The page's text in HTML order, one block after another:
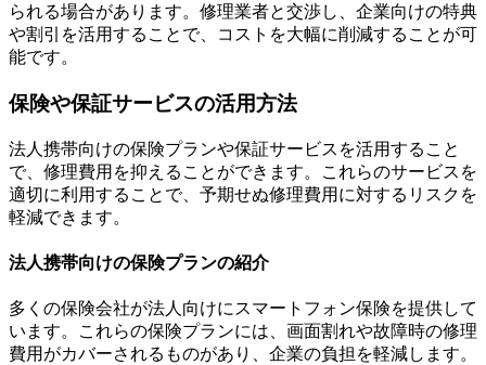
られる場合があります。修理業者と交渉し、企業向けの特典
や割引を活用することで、コストを大幅に削減することが可
能です。
保険や保証サービスの活用方法
法人携帯向けの保険プランや保証サービスを活用すること
で、修理費用を抑えることができます。これらのサービスを
適切に利用することで、予期せぬ修理費用に対するリスクを
軽減できます。
法人携帯向けの保険プランの紹介
多くの保険会社が法人向けにスマートフォン保険を提供して
います。これらの保険プランには、画面割れや故障時の修理
費用がカバーされるものがあり、企業の負担を軽減します。